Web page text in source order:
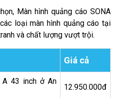
Màn hình quảng cáo SONA
loại màn hình quảng cáo tại
và chất lượng vượt trội.
Giá cả
A 43 inch ở An
12.950.000đ